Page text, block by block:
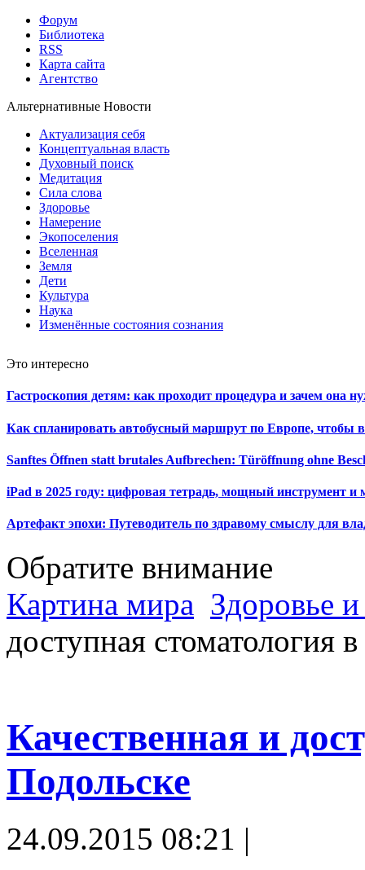
Форум
Библиотека
RSS
Карта сайта
Агентство
Альтернативные Новости
Актуализация себя
Концептуальная власть
Духовный поиск
Медитация
Сила слова
Здоровье
Намерение
Экопоселения
Вселенная
Земля
Дети
Культура
Наука
Изменённые состояния сознания
Это интересно
Гастроскопия детям: как проходит процедура и зачем она
Как спланировать автобусный маршрут по Европе, чтобы
Sanftes Öffnen statt brutales Aufbrechen: Türöffnung ohne
iPad в 2025 году: цифровая тетрадь, мощный инструмент и
Артефакт эпохи: Путеводитель по здравому смыслу для
Обратите внимание
Картина мира Здоровье и
доступная стоматология
Качественная и
Подольске
24.09.2015 08:21 |